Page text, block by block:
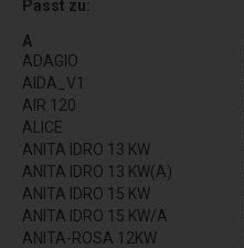
Passt zu:
A
ADAGIO
AIDA_V1
AIR 120
ALICE
ANITA IDRO 13 KW
ANITA IDRO 13 KW(A)
ANITA IDRO 15 KW
ANITA IDRO 15 KW/A
ANITA-ROSA 12KW